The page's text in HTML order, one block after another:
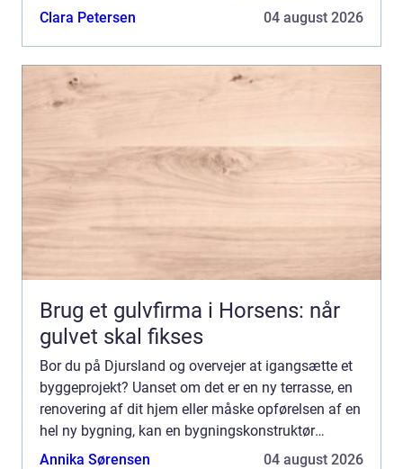
Djursland være di...
Clara Petersen 04 august 2026
Brug et gulvfirma i Horsens: når
gulvet skal fikses
Bor du på Djursland og overvejer at igangsætte et
byggeprojekt? Uanset om det er en ny terrasse, en
renovering af dit hjem eller måske opførelsen af en
hel ny bygning, kan en bygningskonstruktør
Djursland være di...
Annika Sørensen 04 august 2026